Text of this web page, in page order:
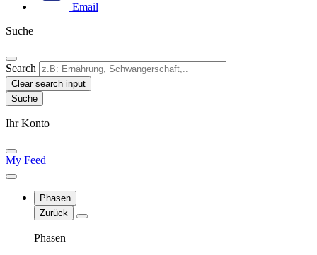
Email
Suche
Search
Clear search input
Ihr Konto​
My Feed
Phasen
Zurück
Phasen